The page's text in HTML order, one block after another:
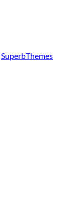
SuperbThemes